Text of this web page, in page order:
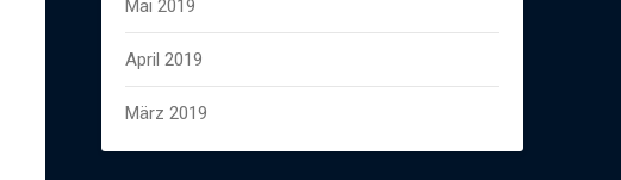
Mai 2019
April 2019
März 2019